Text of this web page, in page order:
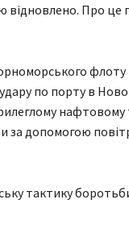
відновлено. Про це
флоту
по порту в
нафтовому
за допомогою
тактику